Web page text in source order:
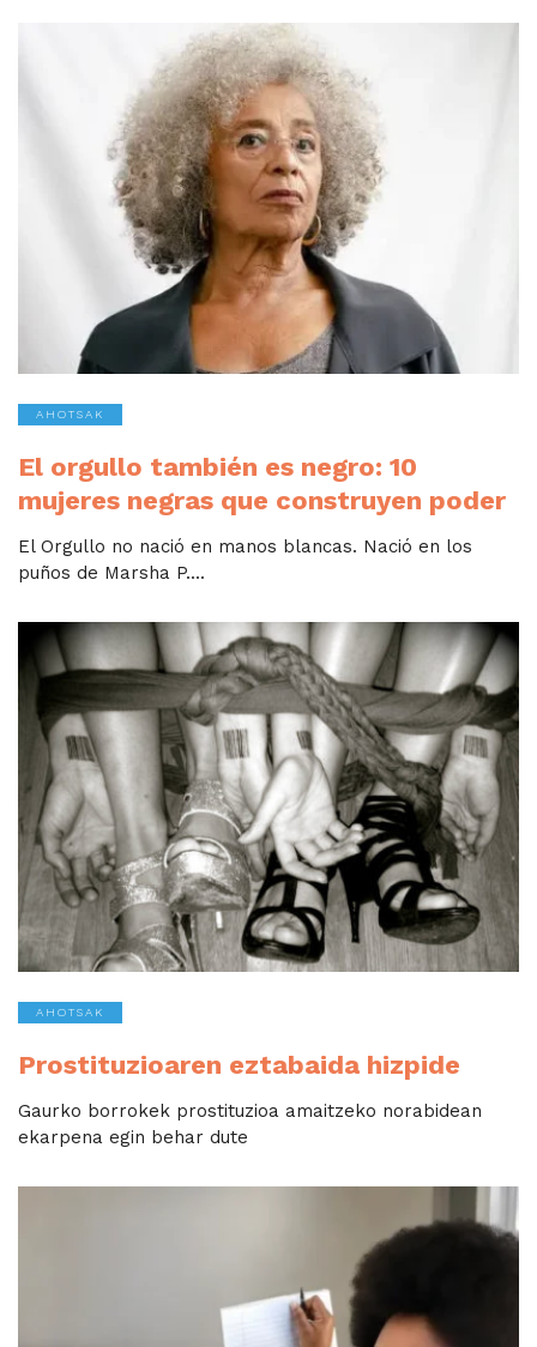
AHOTSAK
El orgullo también es negro: 10
mujeres negras que construyen poder
El Orgullo no nació en manos blancas. Nació en los
puños de Marsha P....
AHOTSAK
Prostituzioaren eztabaida hizpide
Gaurko borrokek prostituzioa amaitzeko norabidean
ekarpena egin behar dute